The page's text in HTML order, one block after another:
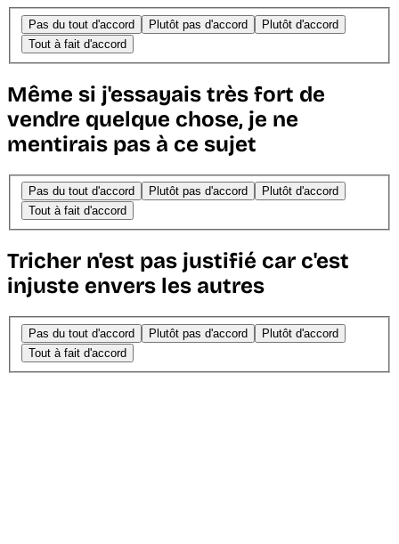
Pas du tout d'accord Plutôt pas d'accord
Plutôt d'accord
Tout à fait d'accord
Même si j'essayais très fort de
vendre quelque chose, je ne
mentirais pas à ce sujet
Pas du tout d'accord Plutôt pas d'accord
Plutôt d'accord
Tout à fait d'accord
Tricher n'est pas justifié car c'est
injuste envers les autres
Pas du tout d'accord Plutôt pas d'accord
Plutôt d'accord
Tout à fait d'accord